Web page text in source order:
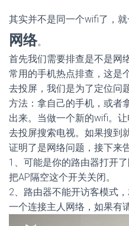
其实并不是同一个wifi了，
网络。
首先我们需要排查是不是网
常用的手机热点排查，这是
去投屏，我们是为了定位问题
方法：拿自己的手机，或者
出来。当做一个新的wifi。
去投屏搜索电视。如果搜到
证明了是网络问题，接下来
1、可能是你的路由器打开
把AP隔空这个开关关闭。
2、路由器不能开访客模式
一个连接主人网络，如果有